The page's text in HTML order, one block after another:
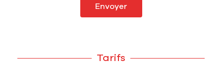
Envoyer
Tarifs